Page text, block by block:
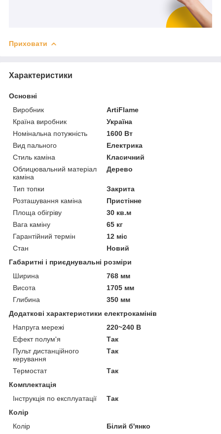
Приховати
Характеристики
Основні
Виробник
ArtiFlame
Країна виробник
Україна
Номінальна потужність
1600 Вт
Вид пального
Електрика
Стиль каміна
Класичний
Облицювальний матеріал
каміна
Дерево
Тип топки
Закрита
Розташування каміна
Пристінне
Площа обігріву
30 кв.м
Вага каміну
65 кг
Гарантійний термін
12 міс
Стан
Новий
Габаритні і приєднувальні розміри
Ширина
768 мм
Висота
1705 мм
Глибина
350 мм
Додаткові характеристики електрокамінів
Напруга мережі
220~240 В
Ефект полум'я
Так
Пульт дистанційного
керування
Так
Термостат
Так
Комплектація
Інструкція по експлуатації
Так
Колір
Колір
Білий б'янко